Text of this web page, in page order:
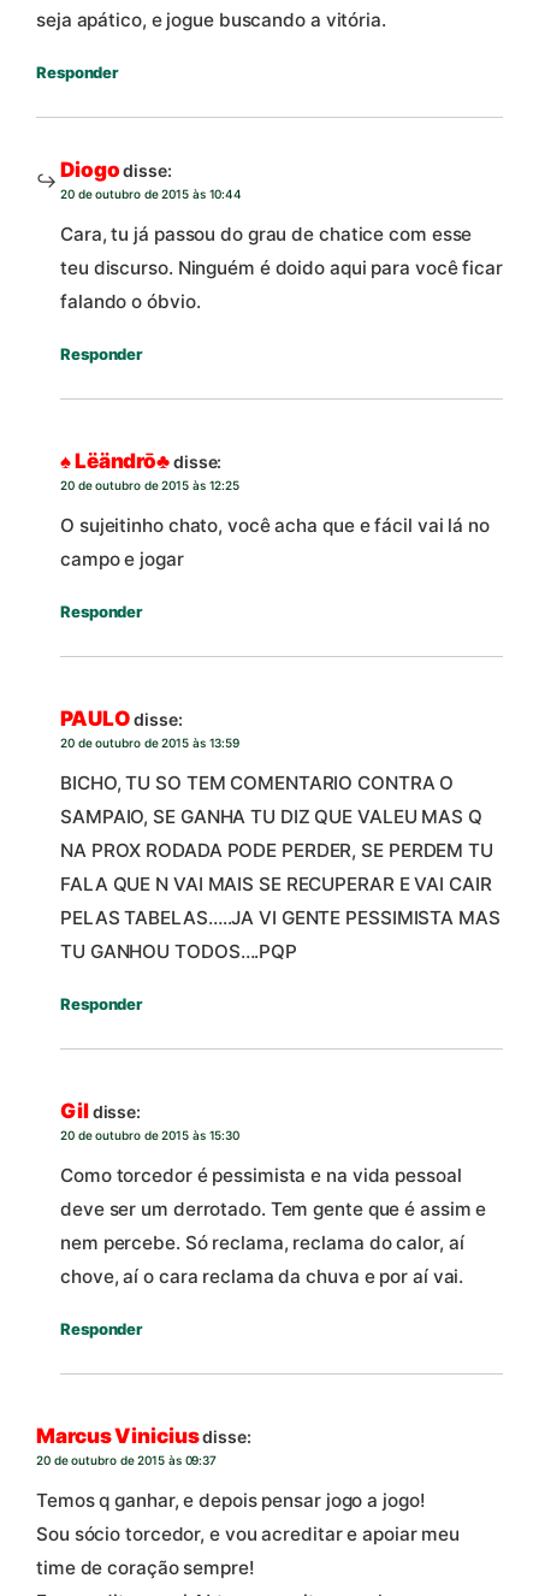
seja apático, e jogue buscando a vitória.
Responder
Diogo disse:
20 de outubro de 2015 às 10:44
Cara, tu já passou do grau de chatice com esse
teu discurso. Ninguém é doido aqui para você ficar
falando o óbvio.
Responder
♠ Lëändrō♣disse:
20 de outubro de 2015 às 12:25
O sujeitinho chato, você acha que e fácil vai lá no
campo e jogar
Responder
PAULO disse:
20 de outubro de 2015 às 13:59
BICHO, TU SO TEM COMENTARIO CONTRA O
SAMPAIO, SE GANHA TU DIZ QUE VALEU MAS Q
NA PROX RODADA PODE PERDER, SE PERDEM TU
FALA QUE N VAI MAIS SE RECUPERAR E VAI CAIR
PELAS TABELAS…..JA VI GENTE PESSIMISTA MAS
TU GANHOU TODOS….PQP
Responder
Gildisse:
20 de outubro de 2015 às 15:30
Como torcedor é pessimista e na vida pessoal
deve ser um derrotado. Tem gente que é assim e
nem percebe. Só reclama, reclama do calor, aí
chove, aí o cara reclama da chuva e por aí vai.
Responder
Marcus Viniciusdisse:
20 de outubro de 2015 às 09:37
Temos q ganhar, e depois pensar jogo a jogo!
Sou sócio torcedor, e vou acreditar e apoiar meu
time de coração sempre!